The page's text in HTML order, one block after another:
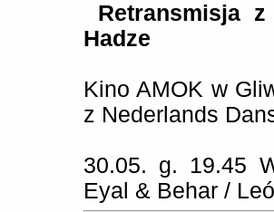
Retransmisja
Hadze
Kino AMOK w
z Nederlands
30.05. g. 19.45
Eyal & Behar /